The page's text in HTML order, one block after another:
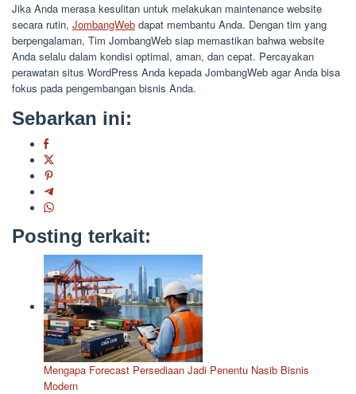
Jika Anda merasa kesulitan untuk melakukan maintenance website
secara rutin, JombangWeb dapat membantu Anda. Dengan tim yang
berpengalaman, Tim JombangWeb siap memastikan bahwa website
Anda selalu dalam kondisi optimal, aman, dan cepat. Percayakan
perawatan situs WordPress Anda kepada JombangWeb agar Anda bisa
fokus pada pengembangan bisnis Anda.
Sebarkan ini:
Posting terkait:
Mengapa Forecast Persediaan Jadi Penentu Nasib Bisnis
Modern